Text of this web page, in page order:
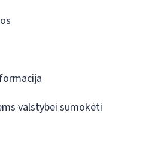
valstybei sumokėti